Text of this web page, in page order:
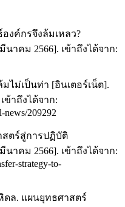
งค์กรจึงล้มเหลว?
นาคม 2566]. เข้าถึงได้จาก:
ไม่เป็นท่า [อินเตอร์เน็ต].
ข้าถึงได้จาก:
news/209292
สตร์สู่การปฏิบัติ
นาคม 2566]. เข้าถึงได้จาก:
strategy-to-
ล. แผนยุทธศาสตร์